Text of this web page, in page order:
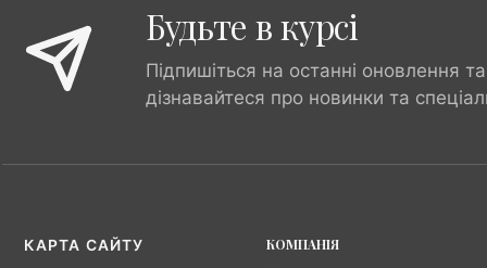
Будьте в курсі
Підпишіться на останні оновлення та
дізнавайтеся про новинки та
КАРТА САЙТУ
КОМПАНІЯ